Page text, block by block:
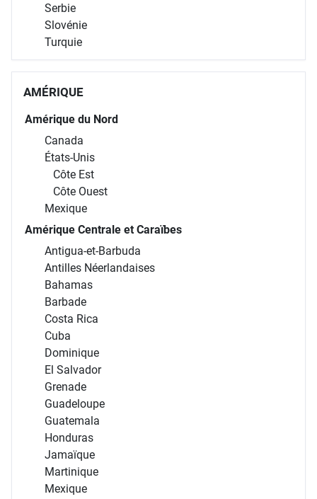
Serbie
Slovénie
Turquie
AMÉRIQUE
Amérique du Nord
Canada
États-Unis
Côte Est
Côte Ouest
Mexique
Amérique Centrale et Caraïbes
Antigua-et-Barbuda
Antilles Néerlandaises
Bahamas
Barbade
Costa Rica
Cuba
Dominique
El Salvador
Grenade
Guadeloupe
Guatemala
Honduras
Jamaïque
Martinique
Mexique